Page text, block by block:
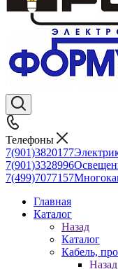
Телефоны
7(901)3820177
7(901)3328996
7(499)7077157
Главная
Каталог
Назад
Каталог
Кабель,
Назад